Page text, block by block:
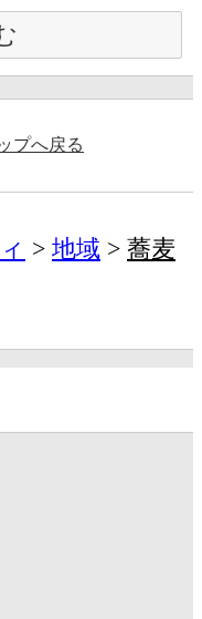
プへ戻る
地域
蕎麦